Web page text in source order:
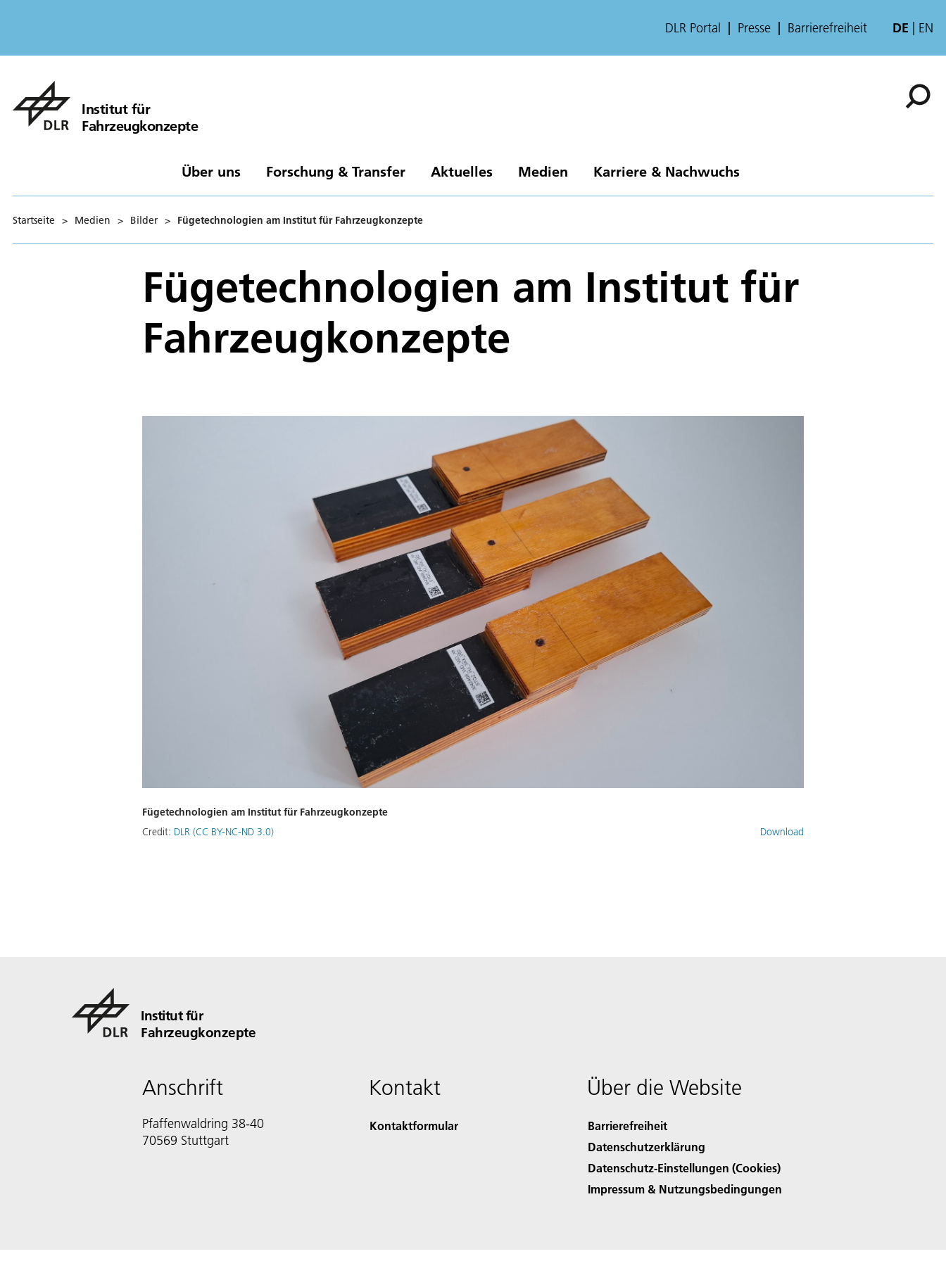
DLR Portal Presse Barrierefreiheit DE EN
Institut für
Fahrzeugkonzepte
Über uns Forschung & Transfer Aktuelles Medien Karriere & Nachwuchs
Startseite > Medien > Bilder > Fügetechnologien am Institut für Fahrzeugkonzepte
Fügetechnologien am Institut für
Fahrzeugkonzepte
Fügetechnologien am Institut für Fahrzeugkonzepte
Credit: DLR (CC BY-NC-ND 3.0) Download
Institut für
Fahrzeugkonzepte
Anschrift
Pfaffenwaldring 38-40
70569 Stuttgart
Kontakt
Kontaktformular
Über die Website
Barrierefreiheit
Datenschutzerklärung
Datenschutz-Einstellungen (Cookies)
Impressum & Nutzungsbedingungen